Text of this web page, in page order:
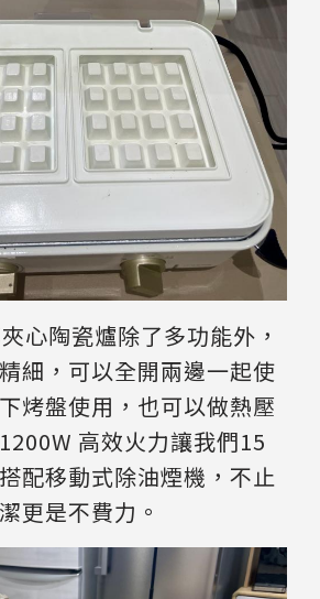
心陶瓷爐除了多功能外，
細，可以全開兩邊一起使
烤盤使用，也可以做熱壓
高效火力讓我們15
配移動式除油煙機，不止
更是不費力。